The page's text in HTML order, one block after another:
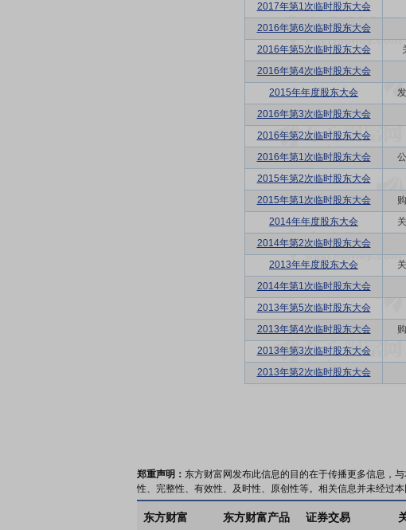
2017年第1次临时股东大会
2016年第6次临时股东大会
2016年第5次临时股东大会
2016年第4次临时股东大会
2015年年度股东大会
2016年第3次临时股东大会
2016年第2次临时股东大会
2016年第1次临时股东大会
2015年第2次临时股东大会
2015年第1次临时股东大会
2014年年度股东大会
2014年第2次临时股东大会
2013年年度股东大会
2014年第1次临时股东大会
2013年第5次临时股东大会
2013年第4次临时股东大会
2013年第3次临时股东大会
2013年第2次临时股东大会
郑重声明： 东方财富网发布此信息的目的在于传播更多信息，
性、完整性、有效性、及时性、原创性等。相关信息并未经过
东方财富 东方财富产品 证券交易